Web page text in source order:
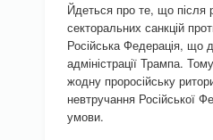
Йдеться про те, що після
секторальних санкцій
Російська Федерація, що
адміністрації Трампа.
жодну проросійську
невтручання Російської
умови.